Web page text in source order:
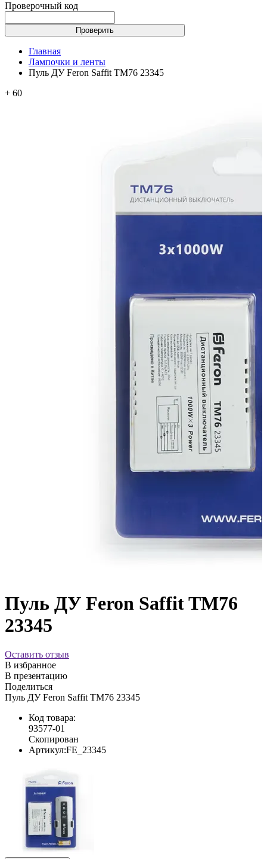
Проверочный код
Проверить
Главная
Лампочки и ленты
Пуль ДУ Feron Saffit TM76 23345
+ 60
Пуль ДУ Feron Saffit TM76
23345
Оставить отзыв
В избранное
В презентацию
Поделиться
Пуль ДУ Feron Saffit TM76 23345
Код товара:
93577-01
Скопирован
Артикул:FE_23345